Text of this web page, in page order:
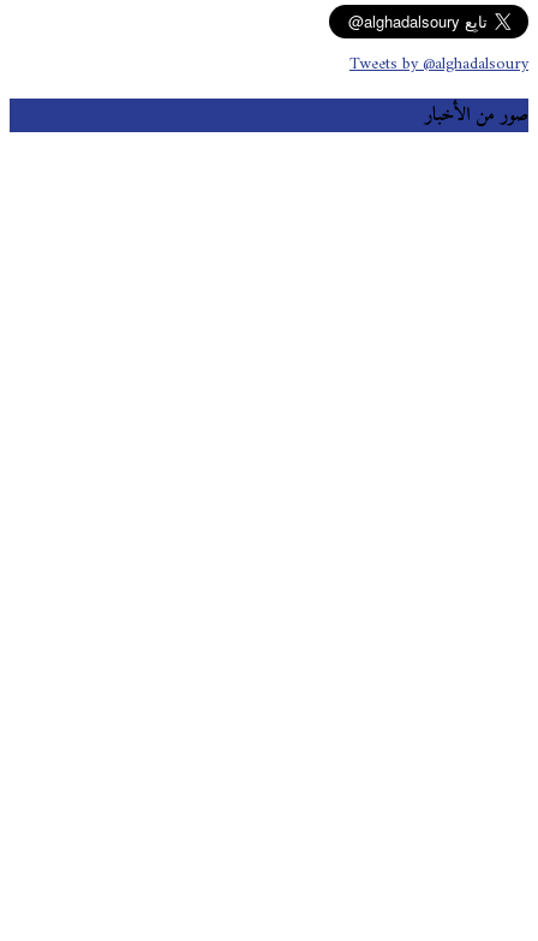
Tweets by @alghadalsoury
صور من الأخبار